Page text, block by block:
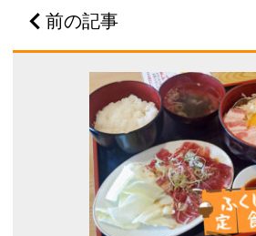
前の記事